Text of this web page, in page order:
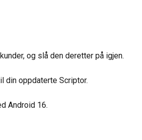
og slå den deretter på igjen.
din oppdaterte Scriptor.
Android 16.